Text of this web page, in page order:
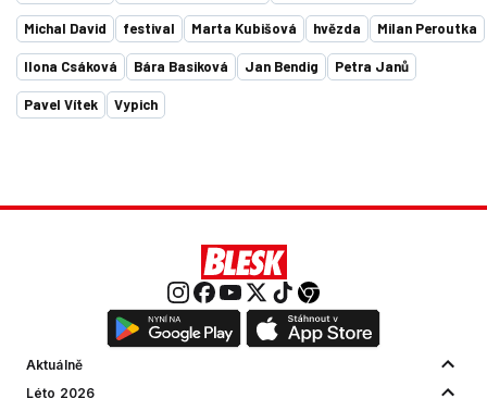
Michal David festival Marta Kubišová hvězda Milan Peroutka
Ilona Csáková Bára Basiková Jan Bendig Petra Janů
Pavel Vítek Vypich
Aktuálně
Léto 2026